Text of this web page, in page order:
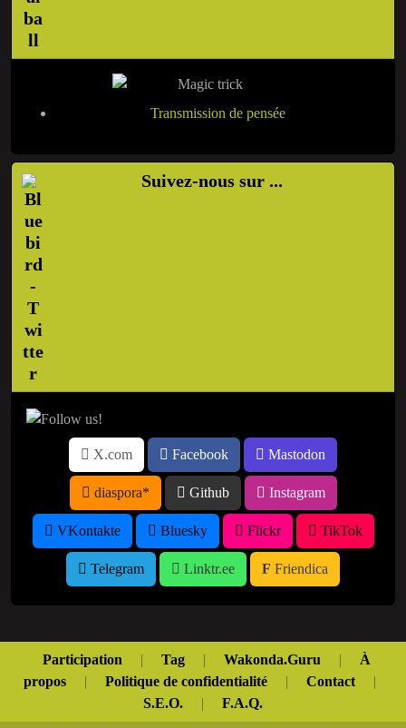
Transmission de pensée
Suivez-nous sur ...
X.com Facebook Mastodon
diaspora* Github Instagram
VKontakte Bluesky Flickr TikTok
Telegram Linktr.ee Friendica
Participation | Tag | Wakonda.Guru |
À
propos
| Politique de confidentialité | Contact
|
S.E.O.
| F.A.Q.